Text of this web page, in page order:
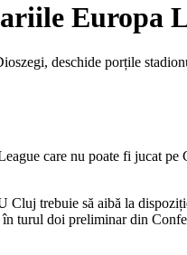
Europa
deschide porțile
care nu poate fi jucat
trebuie să aibă la
doi preliminar din